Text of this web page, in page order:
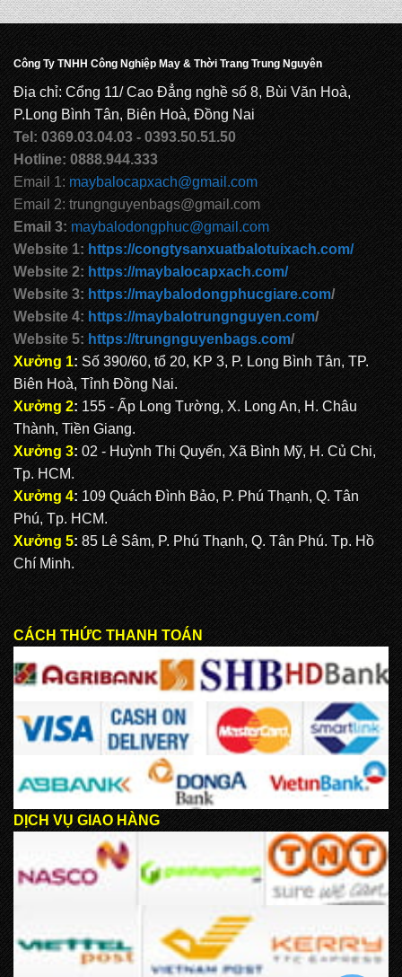
CẶP HỌC SINH MS: TN 5015
CẶP HỌC SINH MS: TN 5014
CẶP HỌC SINH MS: TN 5013
CẶP HỌC SINH MS: TN 5012
Công Ty TNHH Công Nghiệp May & Thời Trang Trung Nguyên
Địa chỉ: Cổng 11/ Cao Đẳng nghề số 8, Bùi Văn Hoà,
P.Long Bình Tân, Biên Hoà, Đồng Nai
Tel: 0369.03.04.03 - 0393.50.51.50
Hotline: 0888.944.333
Email 1: maybalocapxach@gmail.com
Email 2: trungnguyenbags@gmail.com
Email 3: maybalodongphuc@gmail.com
Website 1: https://congtysanxuatbalotuixach.com/
Website 2: https://maybalocapxach.com/
Website 3: https://maybalodongphucgiare.com/
Website 4: https://maybalotrungnguyen.com/
Website 5: https://trungnguyenbags.com/
Xưởng 1: Số 390/60, tổ 20, KP 3, P. Long Bình Tân, TP.
Biên Hoà, Tỉnh Đồng Nai.
Xưởng 2: 155 - Ấp Long Tường, X. Long An, H. Châu
Thành, Tiền Giang.
Xưởng 3: 02 - Huỳnh Thị Quyến, Xã Bình Mỹ, H. Củ Chi,
Tp. HCM.
Xưởng 4: 109 Quách Đình Bảo, P. Phú Thạnh, Q. Tân
Phú, Tp. HCM.
Xưởng 5: 85 Lê Sâm, P. Phú Thạnh, Q. Tân Phú. Tp. Hồ
Chí Minh.
CÁCH THỨC THANH TOÁN
DỊCH VỤ GIAO HÀNG